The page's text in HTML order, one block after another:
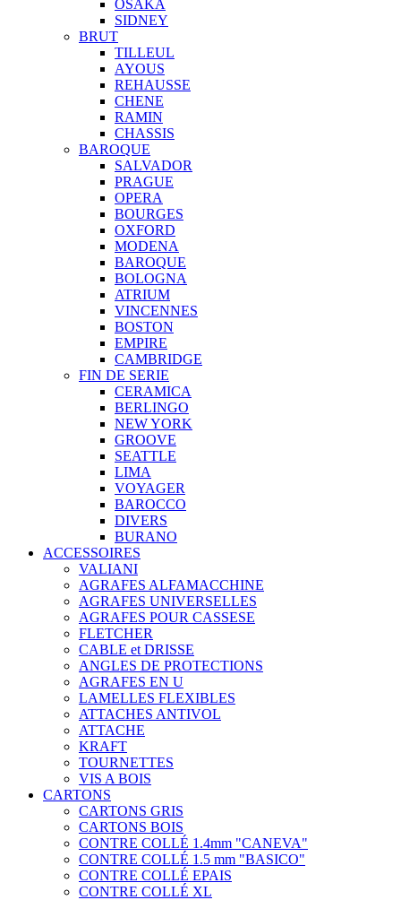
OSAKA
SIDNEY
BRUT
TILLEUL
AYOUS
REHAUSSE
CHENE
RAMIN
CHASSIS
BAROQUE
SALVADOR
PRAGUE
OPERA
BOURGES
OXFORD
MODENA
BAROQUE
BOLOGNA
ATRIUM
VINCENNES
BOSTON
EMPIRE
CAMBRIDGE
FIN DE SERIE
CERAMICA
BERLINGO
NEW YORK
GROOVE
SEATTLE
LIMA
VOYAGER
BAROCCO
DIVERS
BURANO
ACCESSOIRES
VALIANI
AGRAFES ALFAMACCHINE
AGRAFES UNIVERSELLES
AGRAFES POUR CASSESE
FLETCHER
CABLE et DRISSE
ANGLES DE PROTECTIONS
AGRAFES EN U
LAMELLES FLEXIBLES
ATTACHES ANTIVOL
ATTACHE
KRAFT
TOURNETTES
VIS A BOIS
CARTONS
CARTONS GRIS
CARTONS BOIS
CONTRE COLLÉ 1.4mm "CANEVA"
CONTRE COLLÉ 1.5 mm "BASICO"
CONTRE COLLÉ EPAIS
CONTRE COLLÉ XL